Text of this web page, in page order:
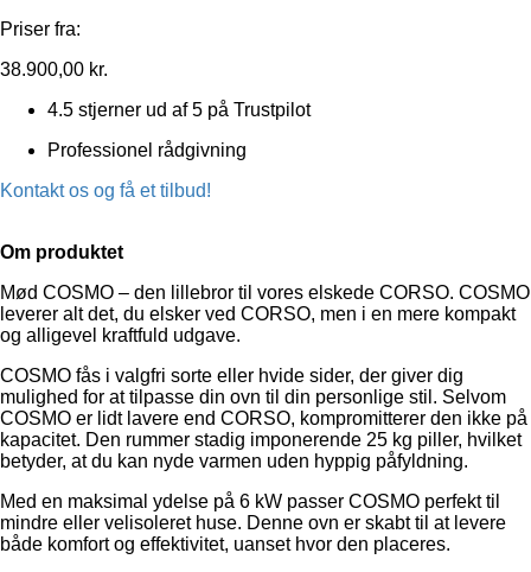
Priser fra:
38.900,00 kr.
4.5 stjerner ud af 5 på Trustpilot
Professionel rådgivning
Kontakt os og få et tilbud!
Om produktet
Mød COSMO – den lillebror til vores elskede CORSO. COSMO
leverer alt det, du elsker ved CORSO, men i en mere kompakt
og alligevel kraftfuld udgave.
COSMO fås i valgfri sorte eller hvide sider, der giver dig
mulighed for at tilpasse din ovn til din personlige stil. Selvom
COSMO er lidt lavere end CORSO, kompromitterer den ikke på
kapacitet. Den rummer stadig imponerende 25 kg piller, hvilket
betyder, at du kan nyde varmen uden hyppig påfyldning.
Med en maksimal ydelse på 6 kW passer COSMO perfekt til
mindre eller velisoleret huse. Denne ovn er skabt til at levere
både komfort og effektivitet, uanset hvor den placeres.